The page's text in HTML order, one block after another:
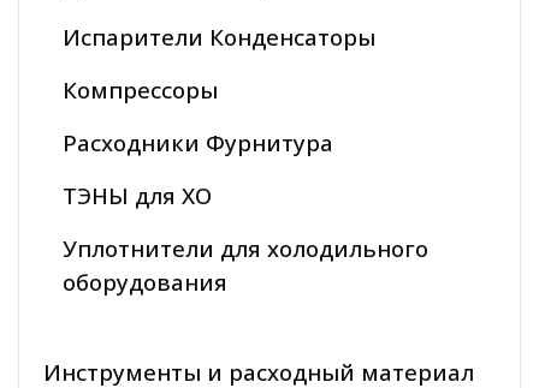
Испарители Конденсаторы
Компрессоры
Расходники Фурнитура
ТЭНЫ для ХО
Уплотнители для холодильного
оборудования
Инструменты и расходный материал